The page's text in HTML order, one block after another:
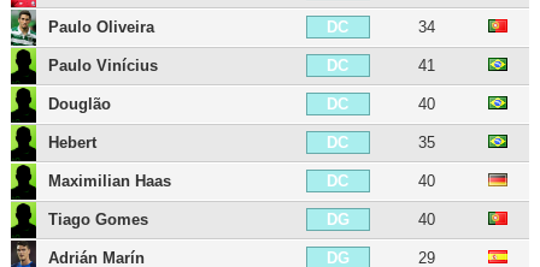
Paulo Oliveira DC 34
Paulo Vinícius DC 41
Douglão DC 40
Hebert DC 35
Maximilian Haas DC 40
Tiago Gomes DG 40
Adrián Marín DG 29